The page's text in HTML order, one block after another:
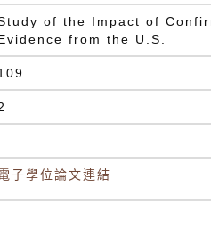
of the Impact of
from the U.S.
子學位論文連結